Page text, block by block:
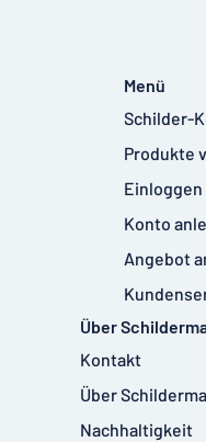
Menü
Schilder-
Produkte
Einloggen
Konto
Angebot
Über
Kontakt
Über
Nachhaltigkeit